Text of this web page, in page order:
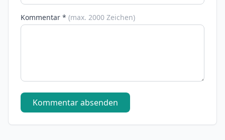
Kommentar * (max. 2000 Zeichen)
Kommentar absenden